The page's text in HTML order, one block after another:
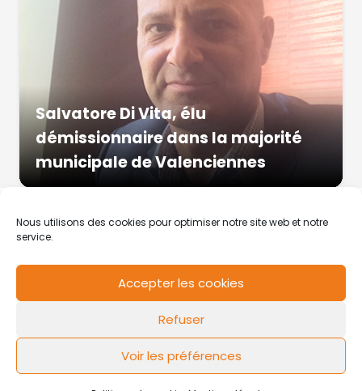
Nous utilisons des cookies pour optimiser notre site web et notre
service.
Accepter les cookies
Refuser
Voir les préférences
Salvatore Di Vita, élu
démissionnaire dans la majorité
municipale de Valenciennes
Mentions légales Politique de cookies
FLOW44